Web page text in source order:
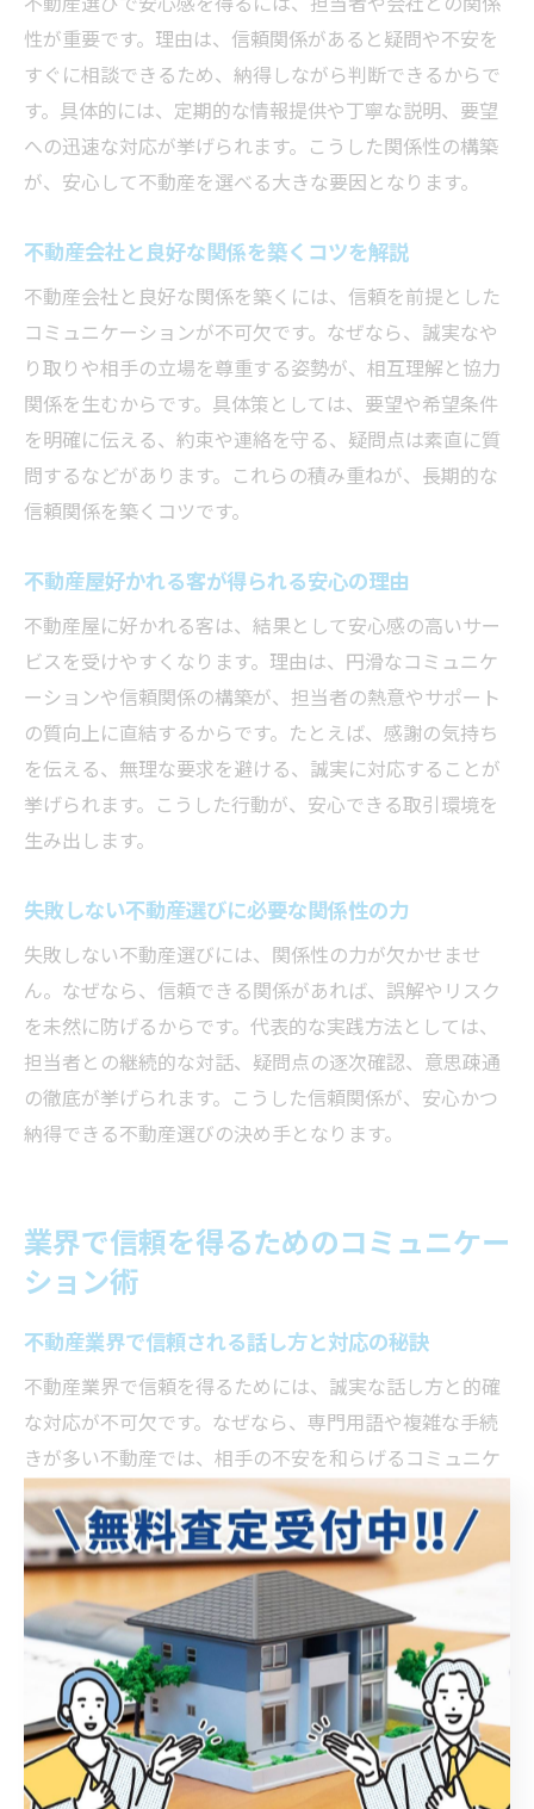
性が重要です。理由は、信頼関係があると疑問や不安を
すぐに相談できるため、納得しながら判断できるからで
す。具体的には、定期的な情報提供や丁寧な説明、要望
への迅速な対応が挙げられます。こうした関係性の構築
が、安心して不動産を選べる大きな要因となります。
不動産会社と良好な関係を築くコツを解説
不動産会社と良好な関係を築くには、信頼を前提とした
コミュニケーションが不可欠です。なぜなら、誠実なや
り取りや相手の立場を尊重する姿勢が、相互理解と協力
関係を生むからです。具体策としては、要望や希望条件
を明確に伝える、約束や連絡を守る、疑問点は素直に質
問するなどがあります。これらの積み重ねが、長期的な
信頼関係を築くコツです。
不動産屋好かれる客が得られる安心の理由
不動産屋に好かれる客は、結果として安心感の高いサー
ビスを受けやすくなります。理由は、円滑なコミュニケ
ーションや信頼関係の構築が、担当者の熱意やサポート
の質向上に直結するからです。たとえば、感謝の気持ち
を伝える、無理な要求を避ける、誠実に対応することが
挙げられます。こうした行動が、安心できる取引環境を
生み出します。
失敗しない不動産選びに必要な関係性の力
失敗しない不動産選びには、関係性の力が欠かせませ
ん。なぜなら、信頼できる関係があれば、誤解やリスク
を未然に防げるからです。代表的な実践方法としては、
担当者との継続的な対話、疑問点の逐次確認、意思疎通
の徹底が挙げられます。こうした信頼関係が、安心かつ
納得できる不動産選びの決め手となります。
業界で信頼を得るためのコミュニケー
ション術
不動産業界で信頼される話し方と対応の秘訣
不動産業界で信頼を得るためには、誠実な話し方と的確
な対応が不可欠です。なぜなら、専門用語や複雑な手続
きが多い不動産では、相手の不安を和らげるコミュニケ
ーションが成約の鍵となるためです。例えば、専門用語
をやさしく説明し、質問には丁寧に答えることで、顧客
は安心感を持ちやすくなります。ポイントは、相手の立
場に立って分かりやすく話し、状況に応じて柔軟な対応
を心がけることです。
不動産の仕事で役立つ聞き上手な姿勢の大切さ
不動産業界で成果を上げるには、聞き上手な姿勢が重要
です。これは、顧客の本音や要望を正確に把握できるこ